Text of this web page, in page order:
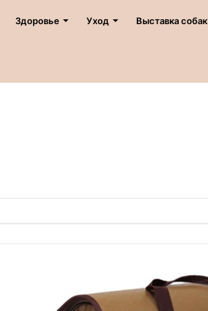
Здоровье Уход Выставка собак